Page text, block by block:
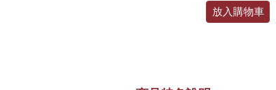
放入購物車